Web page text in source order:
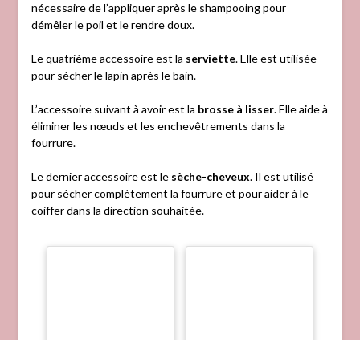
nécessaire de l’appliquer après le shampooing pour
démêler le poil et le rendre doux.
Le quatrième accessoire est la serviette. Elle est utilisée
pour sécher le lapin après le bain.
L’accessoire suivant à avoir est la brosse à lisser. Elle aide à
éliminer les nœuds et les enchevêtrements dans la
fourrure.
Le dernier accessoire est lesèche-cheveux. Il est utilisé
pour sécher complètement la fourrure et pour aider à le
coiffer dans la direction souhaitée.